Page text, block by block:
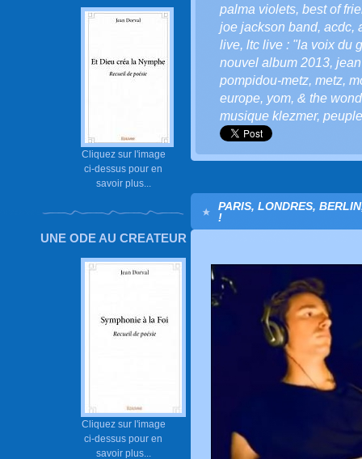
Cliquez sur l'image
ci-dessus pour en
savoir plus...
UNE ODE AU CREATEUR
Cliquez sur l'image
ci-dessus pour en
savoir plus...
palma violets, best of
joe jackson band, acdc,
live, ltc live : "la voix du
nouvel album 2013,
pompidou-metz, metz,
europe, yom, & the
musique klezmer,
PARIS, LONDRES,
!